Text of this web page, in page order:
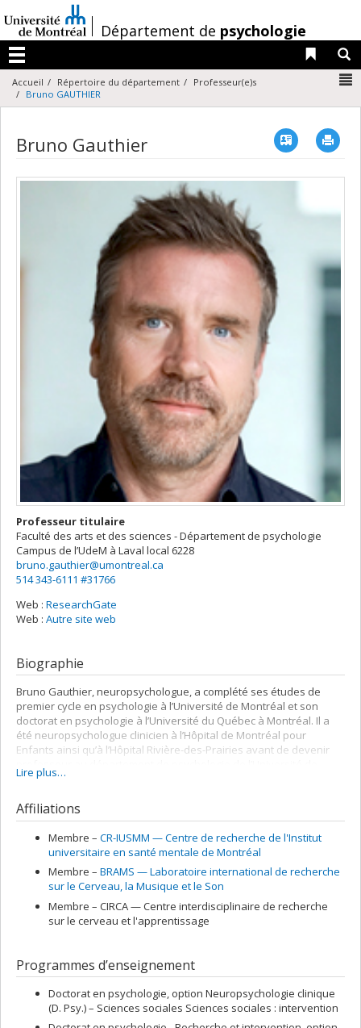
au
contenu
/Département de psychologie
Menu
Liens
Accueil Répertoire du département
Professeur(e)s
Bruno GAUTHIER
Bruno Gauthier Vcard
Professeur titulaire
Faculté des arts et des sciences - Département de psychologie
Campus de l’UdeM à Laval local 6228
bruno.gauthier@umontreal.ca
514 343-6111 #31766
Web : ResearchGate
Web : Autre site web
Biographie
Bruno Gauthier, neuropsychologue, a complété ses études de
premier cycle en psychologie à l’Université de Montréal et son
doctorat en psychologie à l’Université du Québec à Montréal. Il a
été neuropsychologue clinicien à l’Hôpital de Montréal pour
Enfants ainsi qu’à l’Hôpital Rivière-des-Prairies avant de devenir
Montréal. Il y dirige actuellement le Laboratoire d’études en
la supervision et consultation en neuropsychologie clinique et
supervise les étudiants au practicum en neuropsychologie
pédiatrique.
Lire plus…
Affiliations
Membre – CR-IUSMM — Centre de recherche de l'Institut
universitaire en santé mentale de Montréal
Membre – BRAMS — Laboratoire international de recherche
sur le Cerveau, la Musique et le Son
Membre – CIRCA — Centre interdisciplinaire de recherche
sur le cerveau et l'apprentissage
Programmes d’enseignement
Doctorat en psychologie, option Neuropsychologie clinique
(D. Psy.) – Sciences sociales Sciences sociales : intervention